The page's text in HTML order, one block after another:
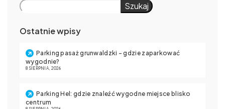
Szukaj
Ostatnie wpisy
Parking pasaż grunwaldzki – gdzie zaparkować
wygodnie?
8 SIERPNIA, 2026
Parking Hel: gdzie znaleźć wygodne miejsce blisko
centrum